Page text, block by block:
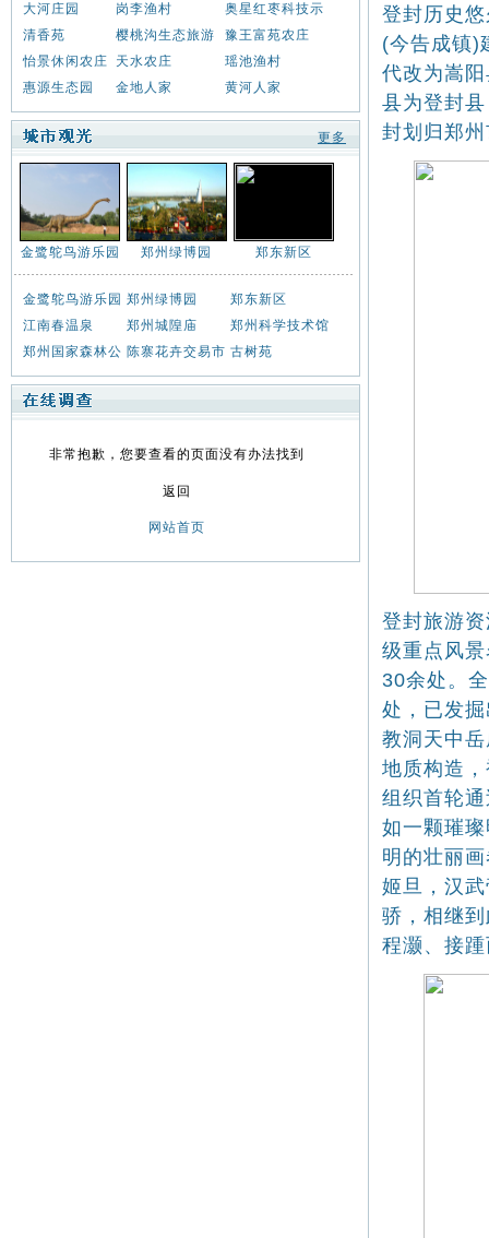
大河庄园 岗李渔村
奥星红枣科技示
清香苑
樱桃沟生态旅游
豫王富苑农庄
怡景休闲农庄
天水农庄
瑶池渔村
惠源生态园
金地人家 黄河人家
更多
金鹭鸵鸟游乐园 郑州绿博园 郑东新区
金鹭鸵鸟游乐园 郑州绿博园
郑东新区
江南春温泉
郑州城隍庙
郑州科学技术馆
郑州国家森林公 陈寨花卉交易市 古树苑
非常抱歉，您要查看的页面没有办法找到
返回
网站首页
登封历史
(今告成镇)
代改为嵩
县为登封
封划归郑
登封旅游
级重点风
30余处。
处，已发
教洞天中
地质构造
组织首轮
如一颗璀
明的壮丽
姬旦，汉
骄，相继
程灏、接